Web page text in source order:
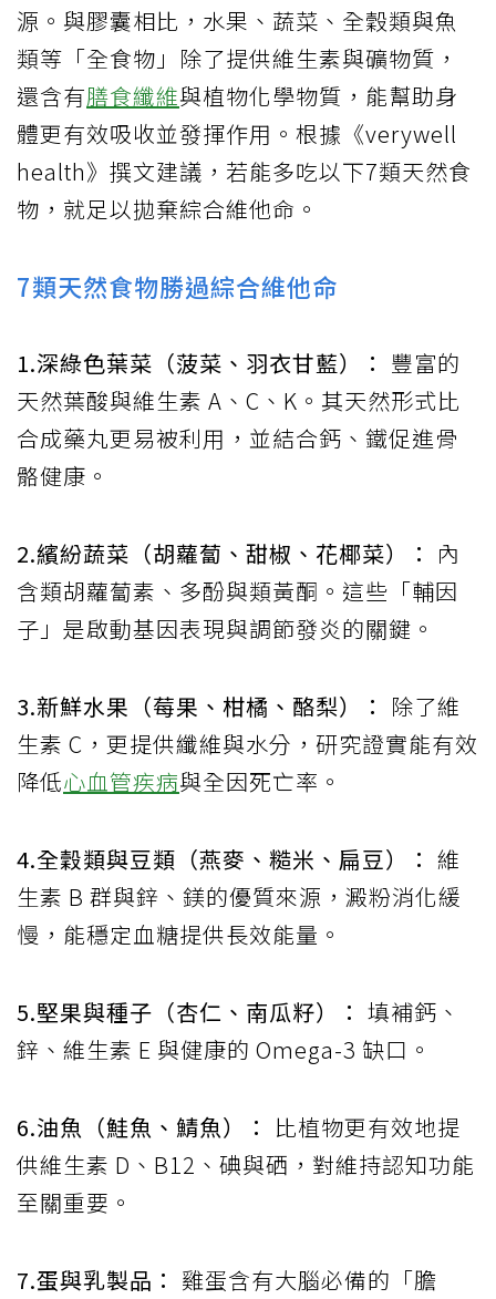
源。與膠囊相比，水果、蔬菜、全穀類與魚
類等「全食物」除了提供維生素與礦物質，
還含有膳食纖維與植物化學物質，能幫助身
體更有效吸收並發揮作用。根據《verywell
health》撰文建議，若能多吃以下7類天然食
物，就足以拋棄綜合維他命。
7類天然食物勝過綜合維他命
1.深綠色葉菜（菠菜、羽衣甘藍）： 豐富的
天然葉酸與維生素 A、C、K。其天然形式比
合成藥丸更易被利用，並結合鈣、鐵促進骨
骼健康。
2.繽紛蔬菜（胡蘿蔔、甜椒、花椰菜）： 內
含類胡蘿蔔素、多酚與類黃酮。這些「輔因
子」是啟動基因表現與調節發炎的關鍵。
3.新鮮水果（莓果、柑橘、酪梨）： 除了維
生素 C，更提供纖維與水分，研究證實能有效
降低心血管疾病與全因死亡率。
4.全穀類與豆類（燕麥、糙米、扁豆）： 維
生素 B 群與鋅、鎂的優質來源，澱粉消化緩
慢，能穩定血糖提供長效能量。
5.堅果與種子（杏仁、南瓜籽）： 填補鈣、
鋅、維生素 E 與健康的 Omega-3 缺口。
6.油魚（鮭魚、鯖魚）： 比植物更有效地提
供維生素 D、B12、碘與硒，對維持認知功能
至關重要。
7.蛋與乳製品： 雞蛋含有大腦必備的「膽